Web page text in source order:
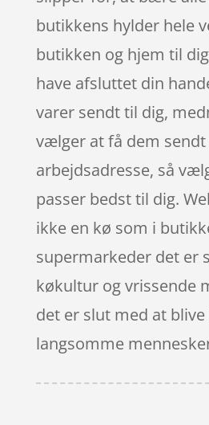
butikkens hylder hele
butikken og hjem til
have afsluttet din
varer sendt til dig,
vælger at få dem
arbejdsadresse, så
passer bedst til dig.
ikke en kø som i
supermarkeder det er
køkultur og vrissende
det er slut med at
langsomme